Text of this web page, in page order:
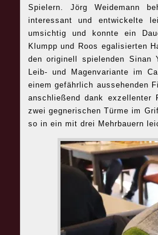
Spielern. Jörg Weidemann
interessant und entwickelte
umsichtig und konnte ein
Klumpp und Roos egalisierten
den originell spielenden Sinan
Leib- und Magenvariante im
einem gefährlich aussehenden
anschließend dank exzellenter
zwei gegnerischen Türme im
so in ein mit drei Mehrbauern